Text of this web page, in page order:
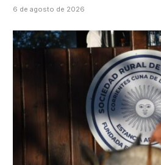
6 de agosto de 2026